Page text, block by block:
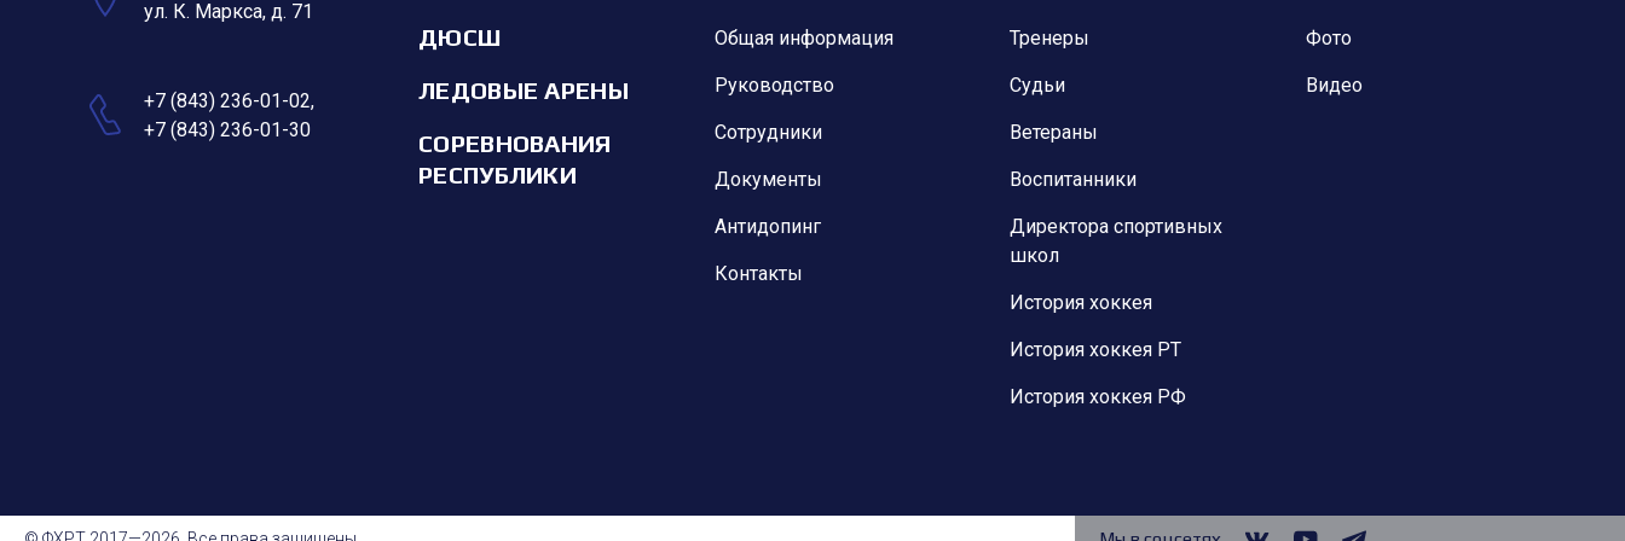
ул. К. Маркса, д. 71
+7 (843) 236-01-02,
+7 (843) 236-01-30
ДЮСШ
ЛЕДОВЫЕ АРЕНЫ
СОРЕВНОВАНИЯ
РЕСПУБЛИКИ
Общая информация
Руководство
Сотрудники
Документы
Антидопинг
Контакты
Тренеры
Судьи
Ветераны
Воспитанники
Директора спортивных
школ
История хоккея
История хоккея РТ
История хоккея РФ
Фото
Видео